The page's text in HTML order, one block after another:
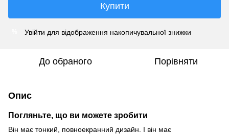
Купити
Увійти для відображення накопичувальної знижки
До обраного Порівняти
Опис
Погляньте, що ви можете зробити
Він має тонкий, повноекранний дизайн. І він має